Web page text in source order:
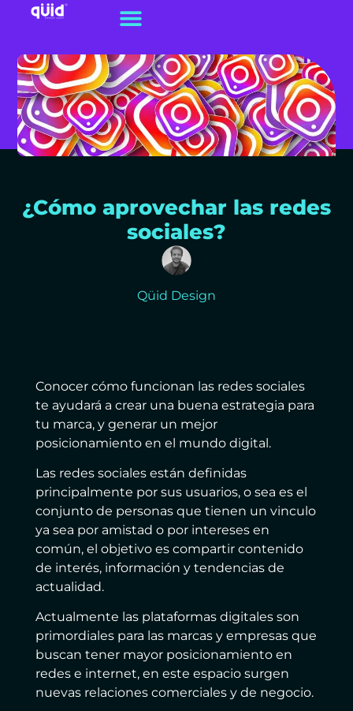
¿Cómo aprovechar las redes
sociales?
Qüid Design
Conocer cómo funcionan las redes sociales
te ayudará a crear una buena estrategia para
tu marca, y generar un mejor
posicionamiento en el mundo digital.
Las redes sociales están definidas
principalmente por sus usuarios, o sea es el
conjunto de personas que tienen un vinculo
ya sea por amistad o por intereses en
común, el objetivo es compartir contenido
de interés, información y tendencias de
actualidad.
Actualmente las plataformas digitales son
primordiales para las marcas y empresas que
buscan tener mayor posicionamiento en
redes e internet, en este espacio surgen
nuevas relaciones comerciales y de negocio.